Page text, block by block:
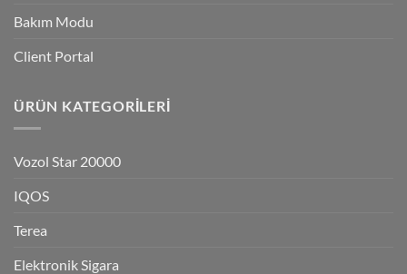
Bakım Modu
Client Portal
ÜRÜN KATEGORILERI
Vozol Star 20000
IQOS
Terea
Elektronik Sigara